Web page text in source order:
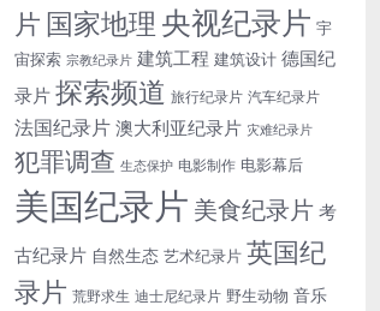
片 国家地理 央视纪录片 宇
宙探索 宗教纪录片 建筑工程 建筑设计 德国纪
录片 探索频道 旅行纪录片 汽车纪录片
法国纪录片 澳大利亚纪录片 灾难纪录片
犯罪调查 生态保护 电影制作 电影幕后
美国纪录片 美食纪录片考
古纪录片 自然生态 艺术纪录片 英国纪
录片 荒野求生 迪士尼纪录片 野生动物 音乐